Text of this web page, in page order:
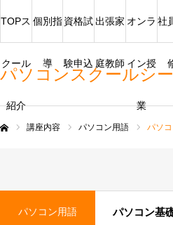
パソコンスクールシ
TOPス
クール
紹介
個別指
導
資格試
験申込
出張家
庭教師
オンラ
イン授
業
社
講座内容 パソコン用語 パソ
パソコン用語 パソコン基